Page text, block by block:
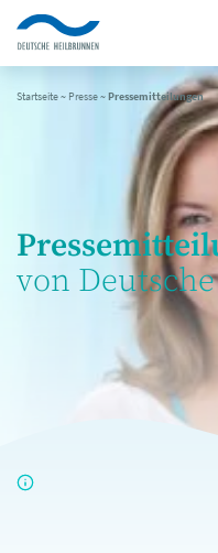
Startseite~ Presse~Pressemitteilungen
von